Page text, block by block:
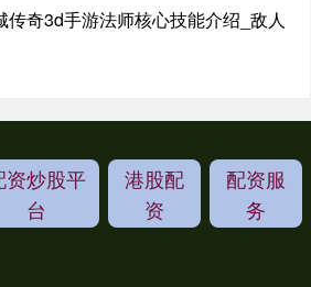
传奇3d手游法师核心技能介绍_敌人
资炒股平
台
港股配
资
配资服
务